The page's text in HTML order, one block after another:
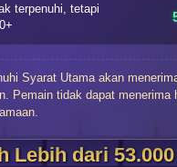
terpenuhi, tetapi
Syarat Utama akan
Pemain tidak dapat menerima
Lebih dari